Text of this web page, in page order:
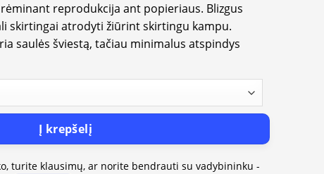
reprodukcija ant popieriaus. Blizgus
skirtingai atrodyti žiūrint skirtingu kampu.
saulės šviestą, tačiau minimalus atspindys
Į krepšelį
turite klausimų, ar norite bendrauti su vadybininku -